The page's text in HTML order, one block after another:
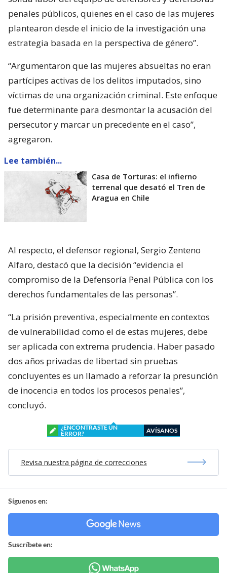
penales públicos, quienes en el caso de las mujeres
plantearon desde el inicio de la investigación una
estrategia basada en la perspectiva de género”.
“Argumentaron que las mujeres absueltas no eran
partícipes activas de los delitos imputados, sino
víctimas de una organización criminal. Este enfoque
fue determinante para desmontar la acusación del
persecutor y marcar un precedente en el caso”,
agregaron.
Lee también...
Casa de Torturas: el infierno
terrenal que desató el Tren de
Aragua en Chile
Al respecto, el defensor regional, Sergio Zenteno
Alfaro, destacó que la decisión “evidencia el
compromiso de la Defensoría Penal Pública con los
derechos fundamentales de las personas”.
“La prisión preventiva, especialmente en contextos
de vulnerabilidad como el de estas mujeres, debe
ser aplicada con extrema prudencia. Haber pasado
dos años privadas de libertad sin pruebas
concluyentes es un llamado a reforzar la presunción
de inocencia en todos los procesos penales”,
concluyó.
¿ENCONTRASTE UN
ERROR?
AVÍSANOS
Revisa nuestra página de correcciones
Síguenos en:
Suscríbete en: